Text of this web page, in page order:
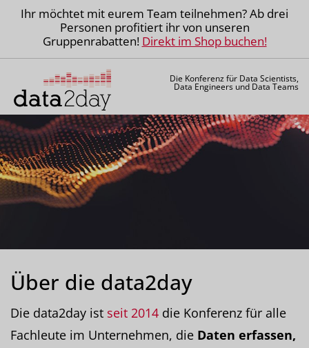
Ihr möchtet mit eurem Team teilnehmen? Ab drei
Personen profitiert ihr von unseren
Gruppenrabatten! Direkt im Shop buchen!
Die Konferenz für Data Scientists,
Data Engineers und Data Teams
Über die data2day
Die data2day ist seit 2014 die Konferenz für alle
Fachleute im Unternehmen, die Daten erfassen,